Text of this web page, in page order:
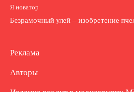
Я новатор
Безрамочный улей – изобретение
Реклама
Авторы